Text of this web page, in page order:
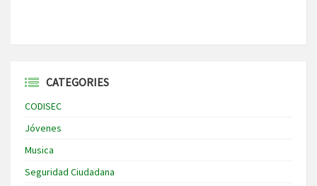
CATEGORIES
CODISEC
Jóvenes
Musica
Seguridad Ciudadana